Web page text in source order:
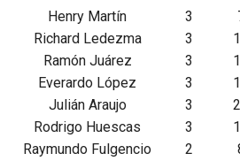
Henry Martín
3
Richard Ledezma
3
Ramón Juárez
3
Everardo López
3
Julián Araujo
3
Rodrigo Huescas
3
Raymundo Fulgencio
2